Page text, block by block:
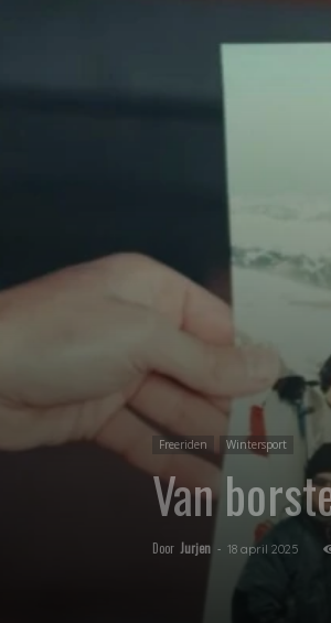
Freeriden Wintersport
Van
Door Jurjen - 18 april 2025